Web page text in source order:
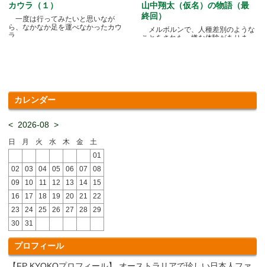
カウラ（１）
一度は行ってみたいと思いなが
ら、なかなか足を運べなかったカウ
ラ.....
山中翔太（仮名）の物語（最
終回）
メルボルンで、人種差別のような
ことをされた、嫌な体験がありま
カレンダー
< 2026-08 >
日 月 火 水 木 金
土
01
02
03 04 05 06 07
08
09
10 11 12 13 14
15
16
17 18 19 20 21
22
23
24 25 26 27 28
29
30
31
プロフィール